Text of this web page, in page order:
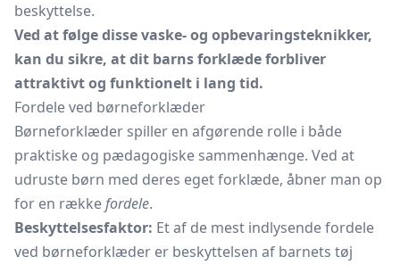
beskyttelse.
Ved at følge disse vaske- og opbevaringsteknikker,
kan du sikre, at dit barns forklæde forbliver
attraktivt og funktionelt i lang tid.
Fordele ved børneforklæder
Børneforklæder spiller en afgørende rolle i både
praktiske og pædagogiske sammenhænge. Ved at
udruste børn med deres eget forklæde, åbner man op
for en rækkefordele.
Beskyttelsesfaktor: Et af de mest indlysende fordele
ved børneforklæder er beskyttelsen af barnets tøj